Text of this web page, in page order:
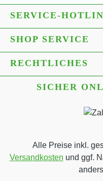
SERVICE-
SHOP SERVICE
RECHTLICHES
SICHER
Alle Preise inkl.
Versandkosten und ggf.